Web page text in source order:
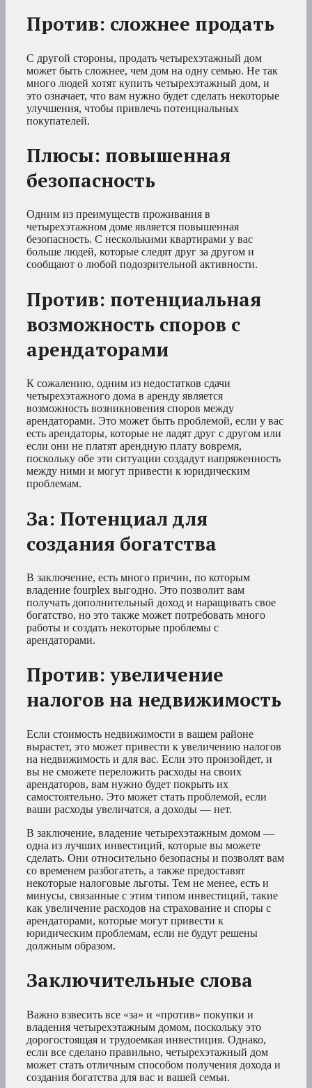
Против: сложнее продать
С другой стороны, продать четырехэтажный дом
может быть сложнее, чем дом на одну семью. Не так
много людей хотят купить четырехэтажный дом, и
это означает, что вам нужно будет сделать некоторые
улучшения, чтобы привлечь потенциальных
покупателей.
Плюсы: повышенная
безопасность
Одним из преимуществ проживания в
четырехэтажном доме является повышенная
безопасность. С несколькими квартирами у вас
больше людей, которые следят друг за другом и
сообщают о любой подозрительной активности.
Против: потенциальная
возможность споров с
арендаторами
К сожалению, одним из недостатков сдачи
четырехэтажного дома в аренду является
возможность возникновения споров между
арендаторами. Это может быть проблемой, если у вас
есть арендаторы, которые не ладят друг с другом или
если они не платят арендную плату вовремя,
поскольку обе эти ситуации создадут напряженность
между ними и могут привести к юридическим
проблемам.
За: Потенциал для
создания богатства
В заключение, есть много причин, по которым
владение fourplex выгодно. Это позволит вам
получать дополнительный доход и наращивать свое
богатство, но это также может потребовать много
работы и создать некоторые проблемы с
арендаторами.
Против: увеличение
налогов на недвижимость
Если стоимость недвижимости в вашем районе
вырастет, это может привести к увеличению налогов
на недвижимость и для вас. Если это произойдет, и
вы не сможете переложить расходы на своих
арендаторов, вам нужно будет покрыть их
самостоятельно. Это может стать проблемой, если
ваши расходы увеличатся, а доходы — нет.
В заключение, владение четырехэтажным домом —
одна из лучших инвестиций, которые вы можете
сделать. Они относительно безопасны и позволят вам
со временем разбогатеть, а также предоставят
некоторые налоговые льготы. Тем не менее, есть и
минусы, связанные с этим типом инвестиций, такие
как увеличение расходов на страхование и споры с
арендаторами, которые могут привести к
юридическим проблемам, если не будут решены
должным образом.
Заключительные слова
Важно взвесить все «за» и «против» покупки и
владения четырехэтажным домом, поскольку это
дорогостоящая и трудоемкая инвестиция. Однако,
если все сделано правильно, четырехэтажный дом
может стать отличным способом получения дохода и
создания богатства для вас и вашей семьи.